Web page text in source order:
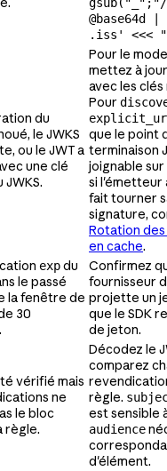
@base64d
.iss' <<<
du
le JWKS
ou le JWT a
une clé
Pour le
mettez à
avec les
Pour
que le point
terminaison
joignable
si l'émetteur
fait tourner
signature,
Rotation
en cache.
expdu
le passé
la fenêtre de
30
Confirmez
fournisseur
projette un
que le SDK
de jeton.
vérifié mais
ne
le bloc
règle.
Décodez le
comparez
règle.
est sensible
audience
d'élément.